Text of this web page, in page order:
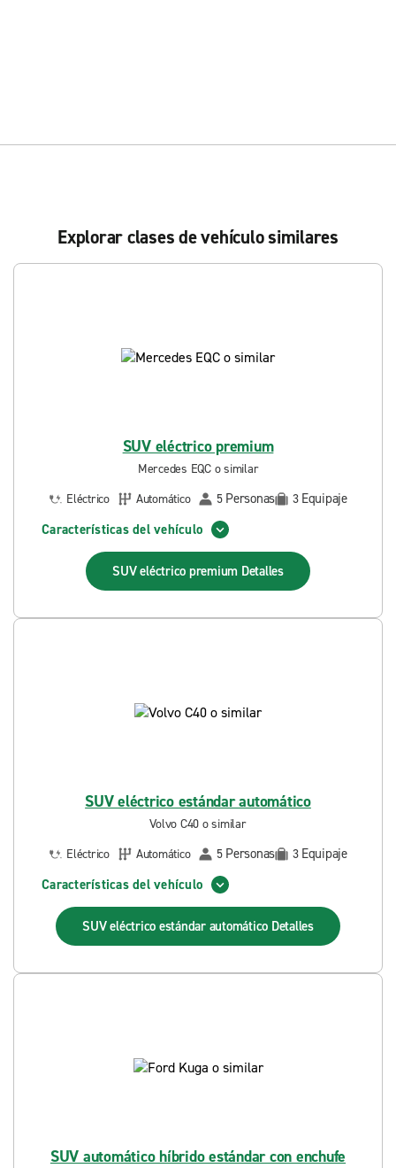
Explorar clases de vehículo similares
SUV eléctrico premium
Mercedes EQC o similar
Eléctrico
Automático 5 Personas 3 Equipaje
Características del vehículo
SUV eléctrico premium Detalles
SUV eléctrico estándar automático
Volvo C40 o similar
Eléctrico
Automático 5 Personas 3 Equipaje
Características del vehículo
SUV eléctrico estándar automático Detalles
SUV automático híbrido estándar con enchufe